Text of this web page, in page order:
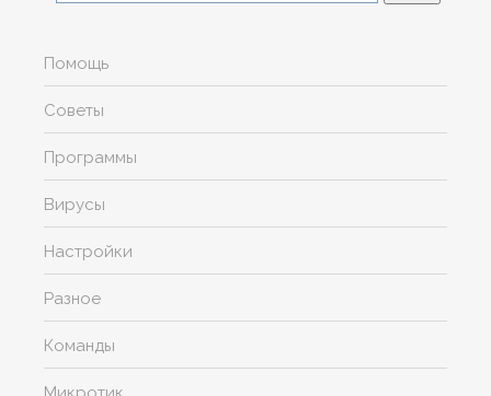
Помощь
Советы
Программы
Вирусы
Настройки
Разное
Команды